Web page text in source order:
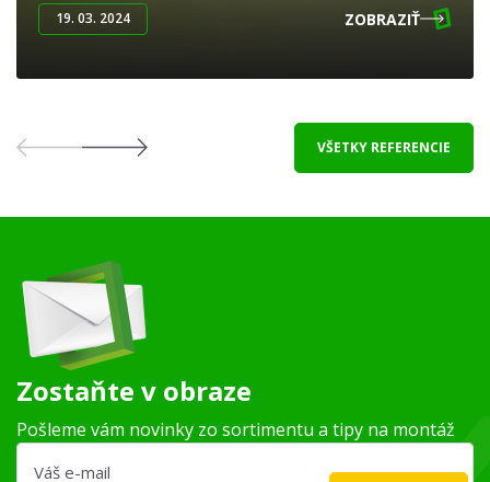
19. 03. 2024 ZOBRAZIŤ
VŠETKY REFERENCIE
Zostaňte v obraze
Pošleme vám novinky zo sortimentu a tipy na montáž